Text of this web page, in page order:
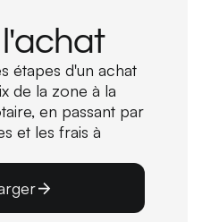
étapes d'un achat
de la zone à la
en passant par
et les frais à